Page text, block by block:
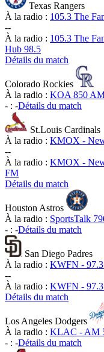
Texas Rangers
À la radio : 105.3 The
--
À la radio : 105.3 The
Hub 98.5
Détails du match
Colorado Rockies
À la radio : KOA 850
- : -Détails du match
St.Louis Cardinals
À la radio : KMOX -
--
À la radio : KMOX -
FM
Détails du match
Houston Astros
À la radio : SportsTalk
- : -Détails du match
San Diego Padres
À la radio : KWFN - 97.3
--
À la radio : KWFN - 97.3
Détails du match
Los Angeles Dodgers
À la radio : KLAC - AM
- : -Détails du match